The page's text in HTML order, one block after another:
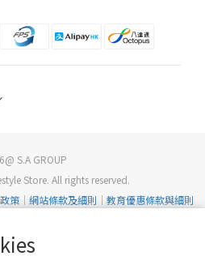
S.A GROUP
Store. All rights reserved.
策 ｜ 網站條款及細則 ｜ 教育優惠條款與細則